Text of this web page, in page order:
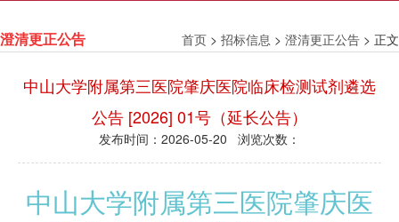
澄清更正公告 首页 > 招标信息 > 澄清更正公告 > 正文
中山大学附属第三医院肇庆医院临床检测试剂遴选
公告 [2026] 01号（延长公告）
发布时间：2026-05-20 浏览次数：
中山大学附属第三医院肇庆医